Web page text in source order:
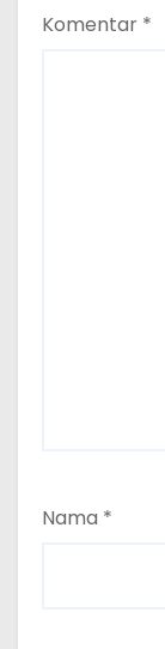
Komentar *
Nama *